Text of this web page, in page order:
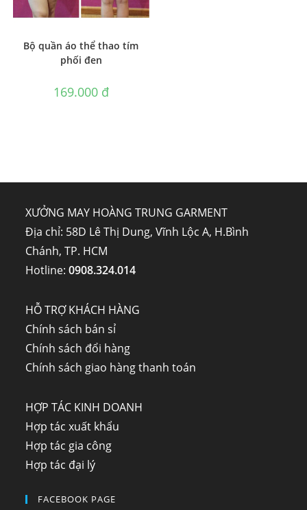
Bộ quần áo thể thao tím
phối đen
169.000 ₫
XƯỞNG MAY HOÀNG TRUNG GARMENT
Địa chỉ: 58D Lê Thị Dung, Vĩnh Lộc A, H.Bình
Chánh, TP. HCM
Hotline:0908.324.014
HỖ TRỢ KHÁCH HÀNG
Chính sách bán sỉ
Chính sách đổi hàng
Chính sách giao hàng thanh toán
HỢP TÁC KINH DOANH
Hợp tác xuất khẩu
Hợp tác gia công
Hợp tác đại lý
FACEBOOK PAGE